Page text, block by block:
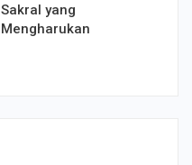
Sakral yang
Mengharukan